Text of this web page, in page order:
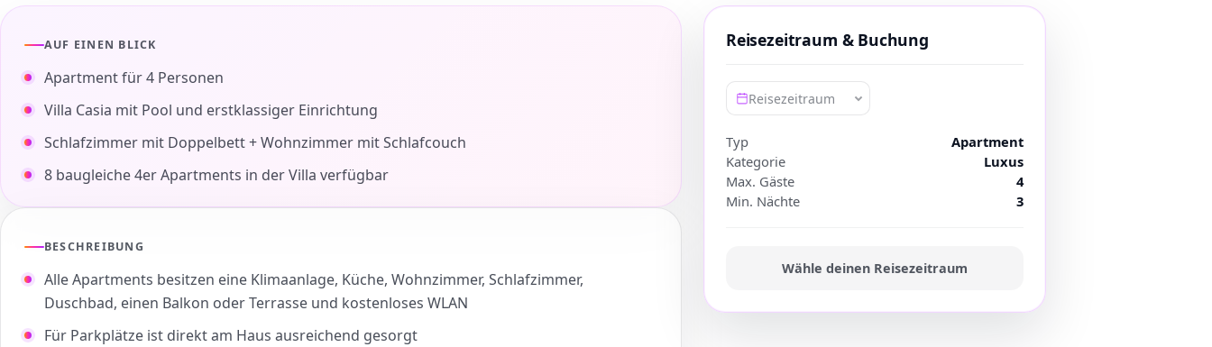
AUF EINEN BLICK
Apartment für 4 Personen
Villa Casia mit Pool und erstklassiger Einrichtung
Schlafzimmer mit Doppelbett + Wohnzimmer mit Schlafcouch
8 baugleiche 4er Apartments in der Villa verfügbar
BESCHREIBUNG
Alle Apartments besitzen eine Klimaanlage, Küche, Wohnzimmer, Schlafzimmer,
Duschbad, einen Balkon oder Terrasse und kostenloses WLAN
Für Parkplätze ist direkt am Haus ausreichend gesorgt
Reisezeitraum & Buchung
Reisezeitraum
Typ
Apartment
Kategorie
Luxus
Max. Gäste
4
Min. Nächte
3
Wähle deinen Reisezeitraum